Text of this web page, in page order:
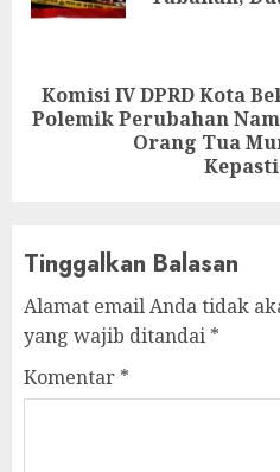
Next
Komisi IV DPRD Kota
Polemik Perubahan
Orang Tua
Tinggalkan Balasan
Alamat email Anda tidak
yang wajib ditandai *
Komentar *